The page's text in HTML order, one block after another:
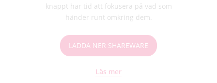
knappt har tid att fokusera på vad som
händer runt omkring dem.
LADDA NER SHAREWARE
Läs mer